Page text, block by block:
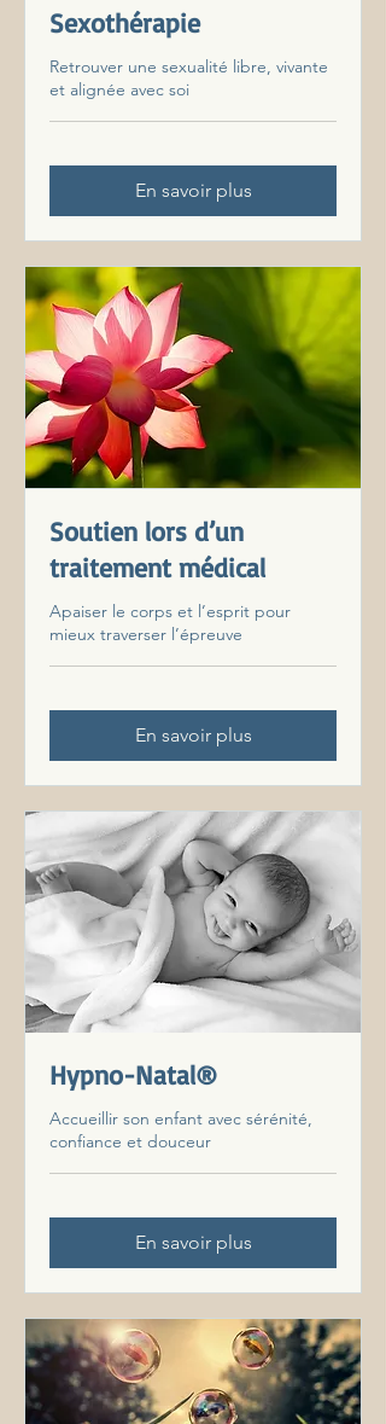
Sexothérapie
Retrouver une sexualité libre, vivante
et alignée avec soi
En savoir plus
Soutien lors d’un
traitement médical
Apaiser le corps et l’esprit pour
mieux traverser l’épreuve
En savoir plus
Hypno-Natal®
Accueillir son enfant avec sérénité,
confiance et douceur
En savoir plus